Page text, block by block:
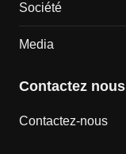
Société
Media
Contactez nous
Contactez-nous